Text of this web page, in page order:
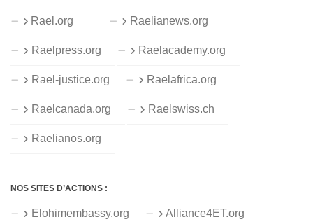
Rael.org Raelianews.org
Raelpress.org Raelacademy.org
Rael-justice.org Raelafrica.org
Raelcanada.org Raelswiss.ch
Raelianos.org
NOS SITES D’ACTIONS :
Elohimembassy.org Alliance4ET.org